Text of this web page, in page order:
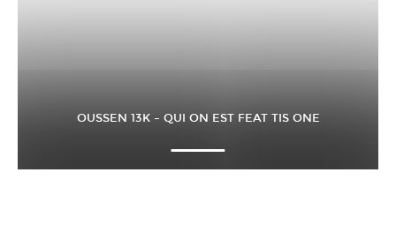
OUSSEN 13K – QUI ON EST FEAT TIS ONE